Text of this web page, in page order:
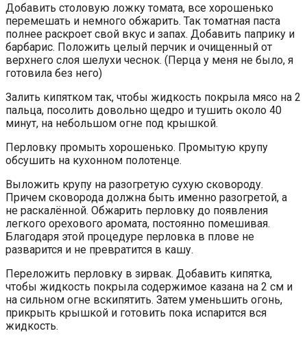
Добавить столовую ложку томата, все хорошенько
перемешать и немного обжарить. Так томатная паста
полнее раскроет свой вкус и запах. Добавить паприку и
барбарис. Положить целый перчик и очищенный от
верхнего слоя шелухи чеснок. (Перца у меня не было, я
готовила без него)
Залить кипятком так, чтобы жидкость покрыла мясо на 2
пальца, посолить довольно щедро и тушить около 40
минут, на небольшом огне под крышкой.
Перловку промыть хорошенько. Промытую крупу
обсушить на кухонном полотенце.
Выложить крупу на разогретую сухую сковороду.
Причем сковорода должна быть именно разогретой, а
не раскалённой. Обжарить перловку до появления
легкого орехового аромата, постоянно помешивая.
Благодаря этой процедуре перловка в плове не
разварится и не превратится в кашу.
Переложить перловку в зирвак. Добавить кипятка,
чтобы жидкость покрыла содержимое казана на 2 см и
на сильном огне вскипятить. Затем уменьшить огонь,
прикрыть крышкой и готовить пока испарится вся
жидкость.